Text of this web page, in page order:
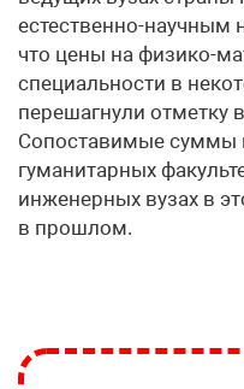
естественно-научным
что цены на физико-
специальности в
перешагнули отметку
Сопоставимые суммы
гуманитарных
инженерных вузах в
в прошлом.